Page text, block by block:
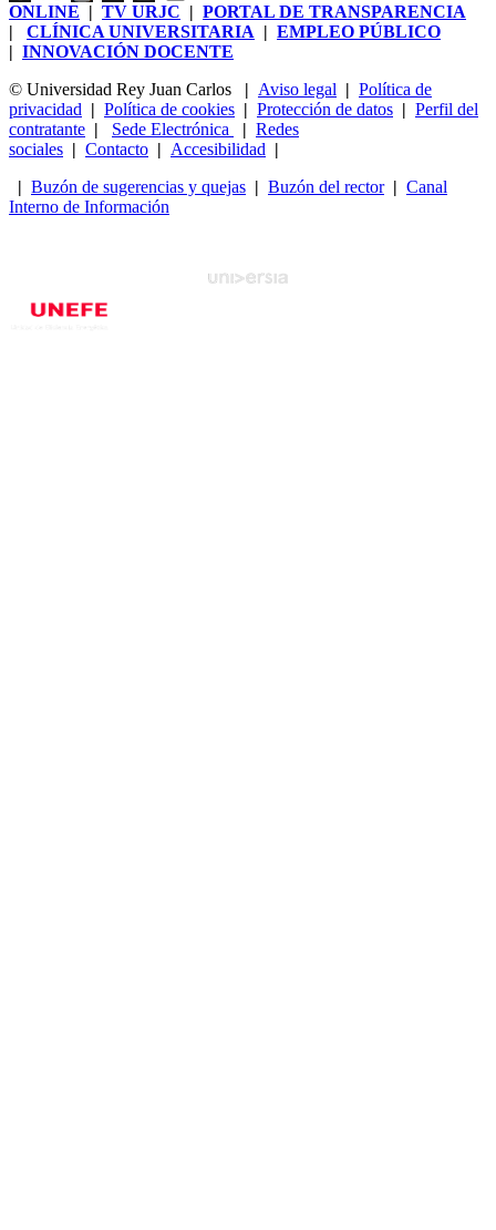
ONLINE | TV URJC | PORTAL DE TRANSPARENCIA
| CLÍNICA UNIVERSITARIA | EMPLEO PÚBLICO
| INNOVACIÓN DOCENTE
© Universidad Rey Juan Carlos
| Aviso legal | Política de
privacidad | Política de cookies | Protección de datos | Perfil del
contratante | Sede Electrónica | Redes
sociales | Contacto | Accesibilidad |
| Buzón de sugerencias y quejas | Buzón del rector| Canal
Interno de Información